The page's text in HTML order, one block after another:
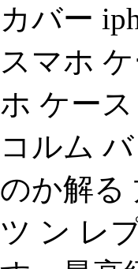
カバー
スマホ
ホ ケー
コルム
のか解る
ツ ン レ